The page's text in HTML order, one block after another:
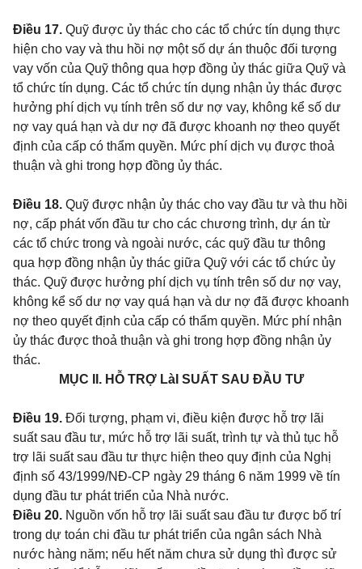
Điều 17. Quỹ được ủy thác cho các tổ chức tín dụng thực
hiện cho vay và thu hồi nợ một số dự án thuộc đối tượng
vay vốn của Quỹ thông qua hợp đồng ủy thác giữa Quỹ và
tổ chức tín dụng. Các tổ chức tín dụng nhận ủy thác được
hưởng phí dịch vụ tính trên số dư nợ vay, không kể số dư
nợ vay quá hạn và dư nợ đã được khoanh nợ theo quyết
định của cấp có thẩm quyền. Mức phí dịch vụ được thoả
thuận và ghi trong hợp đồng ủy thác.
Điều 18. Quỹ được nhận ủy thác cho vay đầu tư và thu hồi
nợ, cấp phát vốn đầu tư cho các chương trình, dự án từ
các tổ chức trong và ngoài nước, các quỹ đầu tư thông
qua hợp đồng nhận ủy thác giữa Quỹ với các tổ chức ủy
thác. Quỹ được hưởng phí dịch vụ tính trên số dư nợ vay,
không kể số dư nợ vay quá hạn và dư nợ đã được khoanh
nợ theo quyết định của cấp có thẩm quyền. Mức phí nhận
ủy thác được thoả thuận và ghi trong hợp đồng nhận ủy
thác.
MỤC II. HỖ TRỢ LàI SUẤT SAU ĐẦU TƯ
Điều 19. Đối tượng, phạm vi, điều kiện được hỗ trợ lãi
suất sau đầu tư, mức hỗ trợ lãi suất, trình tự và thủ tục hỗ
trợ lãi suất sau đầu tư thực hiện theo quy định của Nghị
định số 43/1999/NĐ-CP ngày 29 tháng 6 năm 1999 về tín
dụng đầu tư phát triển của Nhà nước.
Điều 20. Nguồn vốn hỗ trợ lãi suất sau đầu tư được bố trí
trong dự toán chi đầu tư phát triển của ngân sách Nhà
nước hàng năm; nếu hết năm chưa sử dụng thì được sử